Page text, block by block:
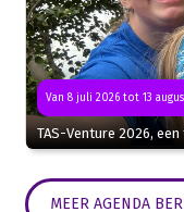
Van 8 juli 2026 tot 13
TAS-Venture 2026,
MEER AGENDA